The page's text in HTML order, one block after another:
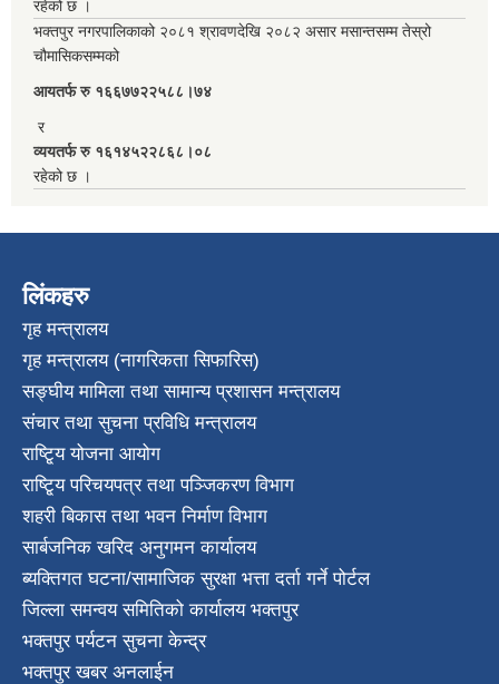
रहेको छ ।
भक्तपुर नगरपालिकाको २०८१ श्रावणदेखि २०८२ असार मसान्तसम्म तेस्रो
चौमासिकसम्मको
आयतर्फ रु‌ १६६७७२२५८८।७४
र
व्ययतर्फ रु १६१४५२२८६८।०८
रहेको छ ।
लिंकहरु
गृह मन्त्रालय
गृह मन्त्रालय (नागरिकता सिफारिस)
सङ्घीय मामिला तथा सामान्य प्रशासन मन्त्रालय
संचार तथा सुचना प्रविधि मन्त्रालय
राष्टि्ृय योजना आयोग
राष्टि्ृय परिचयपत्र तथा पञ्जिकरण विभाग
शहरी बिकास तथा भवन निर्माण विभाग
सार्बजनिक खरिद अनुगमन कार्यालय
ब्यक्तिगत घटना/सामाजिक सुरक्षा भत्ता दर्ता गर्ने पोर्टल
जिल्ला समन्वय समितिको कार्यालय भक्तपुर
भक्तपुर पर्यटन सुचना केन्द्र
भक्तपुर खबर अनलाईन